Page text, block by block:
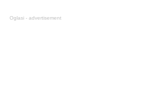
Oglasi - advertisement